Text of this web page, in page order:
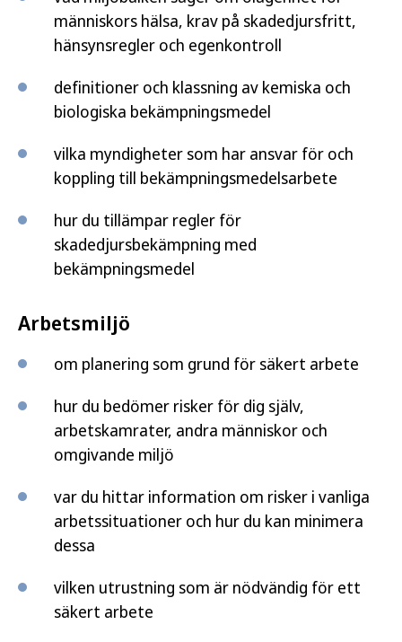
människors hälsa, krav på skadedjursfritt,
hänsynsregler och egenkontroll
definitioner och klassning av kemiska och
biologiska bekämpningsmedel
vilka myndigheter som har ansvar för och
koppling till bekämpningsmedelsarbete
hur du tillämpar regler för
skadedjursbekämpning med
bekämpningsmedel
Arbetsmiljö
om planering som grund för säkert arbete
hur du bedömer risker för dig själv,
arbetskamrater, andra människor och
omgivande miljö
var du hittar information om risker i vanliga
arbetssituationer och hur du kan minimera
dessa
vilken utrustning som är nödvändig för ett
säkert arbete